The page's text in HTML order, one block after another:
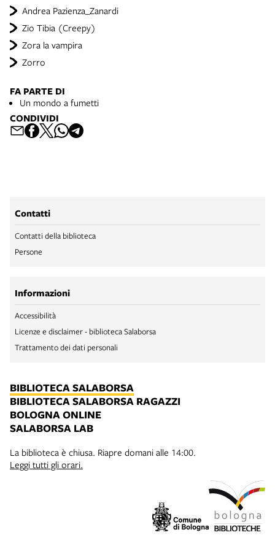
Andrea Pazienza_Zanardi
Zio Tibia (Creepy)
Zora la vampira
Zorro
FA PARTE DI
Un mondo a fumetti
CONDIVIDI
Contatti
Contatti della biblioteca
Persone
Informazioni
Accessibilità
Licenze e disclaimer - biblioteca Salaborsa
Trattamento dei dati personali
BIBLIOTECA SALABORSA
BIBLIOTECA SALABORSA RAGAZZI
BOLOGNA ONLINE
SALABORSA LAB
La biblioteca è chiusa. Riapre domani alle 14:00.
Leggi tutti gli orari.